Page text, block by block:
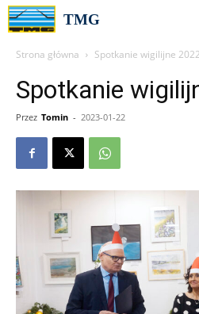
TMG
Strona główna Spotkanie wigilijne 2022
Spotkanie
Przez Tomin - 2023-01-22